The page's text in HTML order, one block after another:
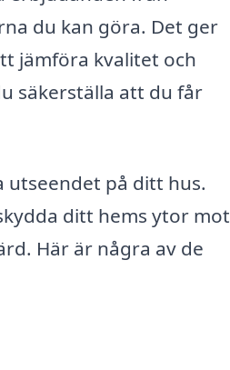
du kan göra. Det ger
jämföra kvalitet och
säkerställa att du får
utseendet på ditt hus.
ditt hems ytor mot
Här är några av de